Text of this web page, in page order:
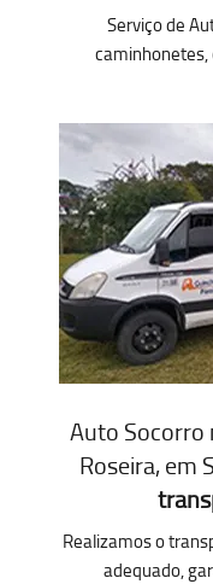
Serviço de
caminhonetes,
Auto Socorro
Roseira, em
Realizamos o
adequado,